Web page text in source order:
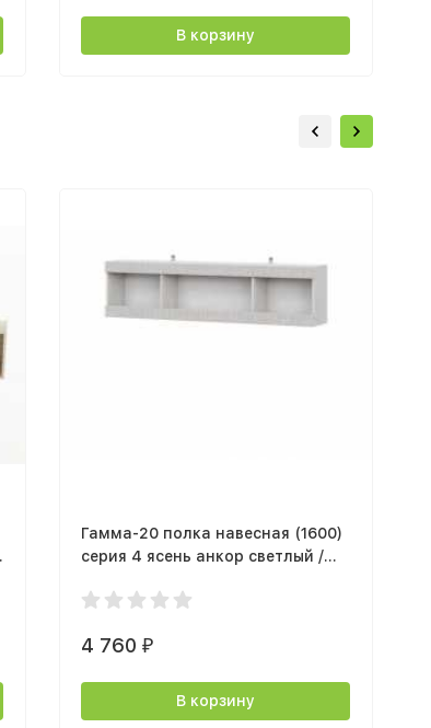
В корзину
Гамма-20 полка навесная (1600)
серия 4 ясень анкор светлый /
4 760 ₽
В корзину